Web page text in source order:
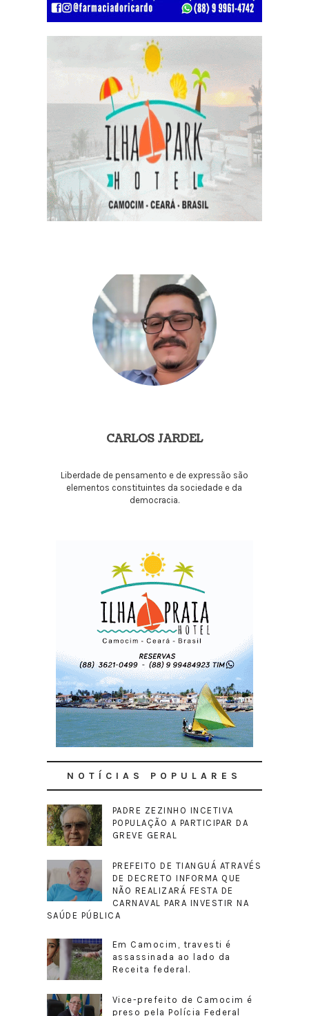
CARLOS JARDEL
Liberdade de pensamento e de expressão são
elementos constituintes da sociedade e da
democracia.
NOTÍCIAS POPULARES
PADRE ZEZINHO INCETIVA
POPULAÇÃO A PARTICIPAR DA
GREVE GERAL
PREFEITO DE TIANGUÁ ATRAVÉS
DE DECRETO INFORMA QUE
NÃO REALIZARÁ FESTA DE
CARNAVAL PARA INVESTIR NA
SAÚDE PÚBLICA
Em Camocim, travesti é
assassinada ao lado da
Receita federal.
Vice-prefeito de Camocim é
preso pela Polícia Federal